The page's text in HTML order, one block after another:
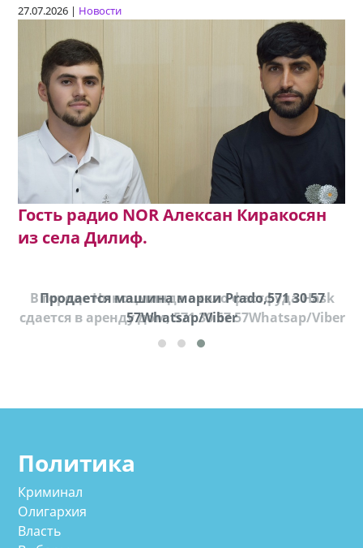
27.07.2026 | Новости
Гость радио NOR Алексан Киракосян
из села Дилиф.
В городе Ниноцминда около фастфуда Hask
cдается в аренду дом, 571 30 57 57Whatsap/Viber
Продается машина марки Prado,571 30 57
57Whatsap/Viber
Политика
Криминал
Олигархия
Власть